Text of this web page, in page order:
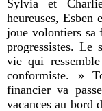
Sylvia et
heureuses, Esben
joue volontiers sa
progressistes. Le
vie qui
conformiste. »
financier va
vacances au bord